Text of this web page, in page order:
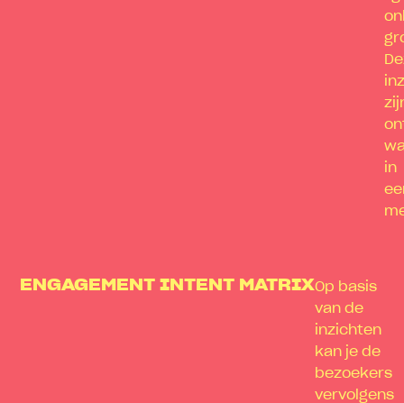
in
ENGAGEMENT INTENT MATRIXOp basis
van de
inzichten
kan je de
bezoekers
vervolgens